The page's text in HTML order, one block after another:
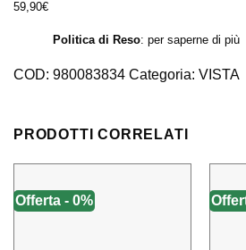
59,90€
Politica di Reso: per saperne di più
COD: 980083834 Categoria: VISTA
PRODOTTI CORRELATI
Offerta - 0%